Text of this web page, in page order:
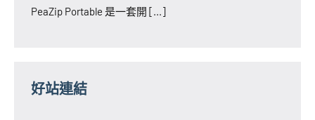
PeaZip Portable 是一套開 [...]
好站連結